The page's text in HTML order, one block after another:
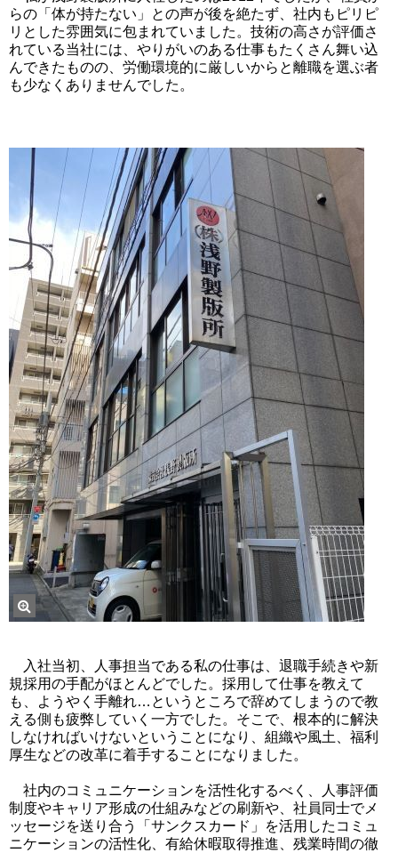
らの「体が持たない」との声が後を絶たず、社内もピリピ
リとした雰囲気に包まれていました。技術の高さが評価さ
れている当社には、やりがいのある仕事もたくさん舞い込
んできたものの、労働環境的に厳しいからと離職を選ぶ者
も少なくありませんでした。
入社当初、人事担当である私の仕事は、退職手続きや新
規採用の手配がほとんどでした。採用して仕事を教えて
も、ようやく手離れ…というところで辞めてしまうので教
える側も疲弊していく一方でした。そこで、根本的に解決
しなければいけないということになり、組織や風土、福利
厚生などの改革に着手することになりました。
社内のコミュニケーションを活性化するべく、人事評価
制度やキャリア形成の仕組みなどの刷新や、社員同士でメ
ッセージを送り合う「サンクスカード」を活用したコミュ
ニケーションの活性化、有給休暇取得推進、残業時間の徹